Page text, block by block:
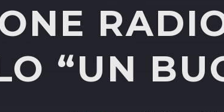
“UN